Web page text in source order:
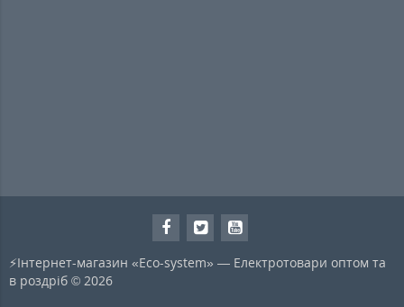
⚡Інтернет-магазин «Eco-system» — Електротовари оптом та
в роздріб © 2026